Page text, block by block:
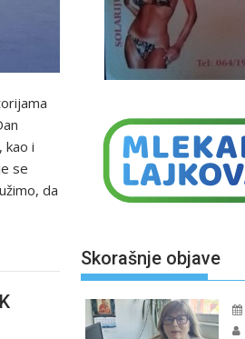
kao i
se
da
Skorašnje objave